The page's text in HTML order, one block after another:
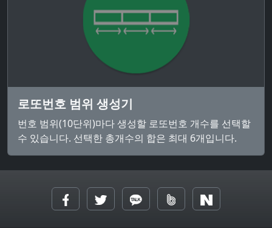
로또번호 범위 생성기
번호 범위(10단위)마다 생성할 로또번호 개수를 선택할
수 있습니다. 선택한 총개수의 합은 최대 6개입니다.